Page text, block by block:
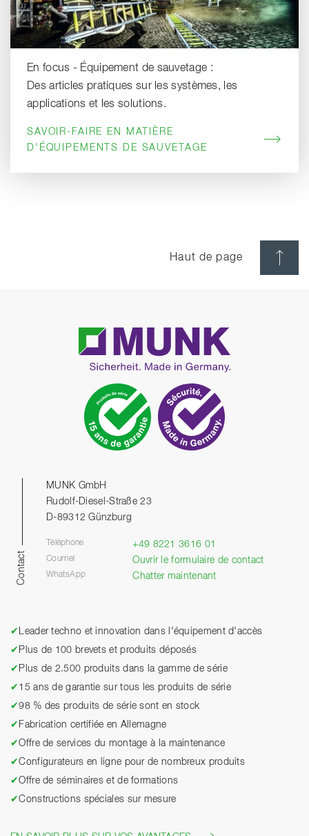
En focus - Équipement de sauvetage :
Des articles pratiques sur les systèmes, les
applications et les solutions.
SAVOIR-FAIRE EN MATIÈRE
D'ÉQUIPEMENTS DE SAUVETAGE
Haut de page
Contact
MUNK GmbH
Rudolf-Diesel-Straße 23
D-89312 Günzburg
Téléphone +49 8221 3616 01
Courriel Ouvrir le formulaire de contact
WhatsApp Chatter maintenant
✔ Leader techno et innovation dans l'équipement d'accès
✔ Plus de 100 brevets et produits déposés
✔ Plus de 2.500 produits dans la gamme de série
✔ 15 ans de garantie sur tous les produits de série
✔98 % des produits de série sont en stock
✔ Fabrication certifiée en Allemagne
✔Offre de services du montage à la maintenance
✔Configurateurs en ligne pour de nombreux produits
✔Offre de séminaires et de formations
✔Constructions spéciales sur mesure